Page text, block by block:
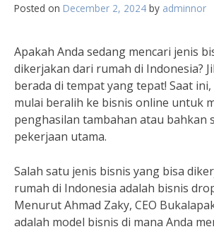
Posted on December 2, 2024 by adminnor
Apakah Anda sedang mencari jenis
dikerjakan dari rumah di Indonesia?
berada di tempat yang tepat! Saat
mulai beralih ke bisnis online untuk
penghasilan tambahan atau bahkan
pekerjaan utama.
Salah satu jenis bisnis yang bisa
rumah di Indonesia adalah bisnis
Menurut Ahmad Zaky, CEO
adalah model bisnis di mana Anda